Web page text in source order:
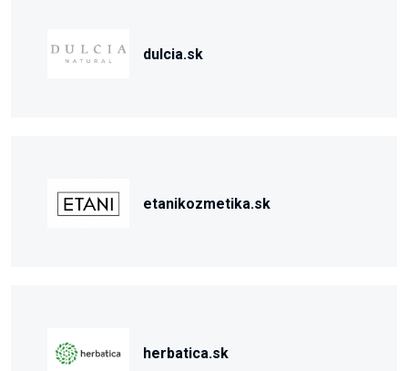
dulcia.sk
etanikozmetika.sk
herbatica.sk